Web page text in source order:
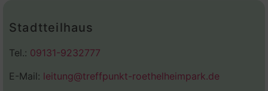
Stadtteilhaus
Tel.: 09131-9232777
E-Mail: leitung@treffpunkt-roethelheimpark.de